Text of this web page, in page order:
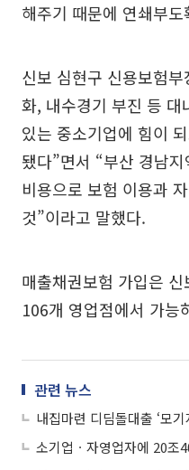
해주기 때문에 연쇄부
신보 심현구 신용보험
화, 내수경기 부진 등
있는 중소기업에 힘이
됐다”면서 “부산 경남
비용으로 보험 이용과
것”이라고 말했다.
매출채권보험 가입은
106개 영업점에서 가능
관련 뉴스
내집마련 디딤돌대출 ‘모
소기업ㆍ자영업자에 20조